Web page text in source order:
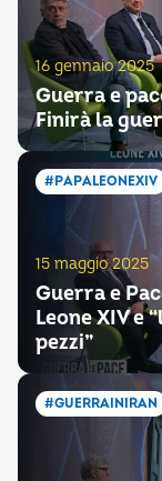
16 gennaio 2025
Guerra e
Finirà la
#PAPALEONEXIV
15 maggio 2025
Guerra e
Leone XIV e
pezzi”
#GUERRAINIRAN